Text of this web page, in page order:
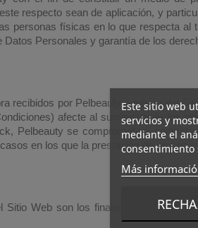
respecto sean de aplicación, y
personas físicas en lo que respecta
Datos Personales y garantía de los
recibidos por Pelbeauty a través del
afecte al suministro de los
Pelbeauty se compromete a
en los que la prestación de un
Sitio Web son los finales, en Euros
Este sitio web
servicios y
mediante el
consentimiento
Más